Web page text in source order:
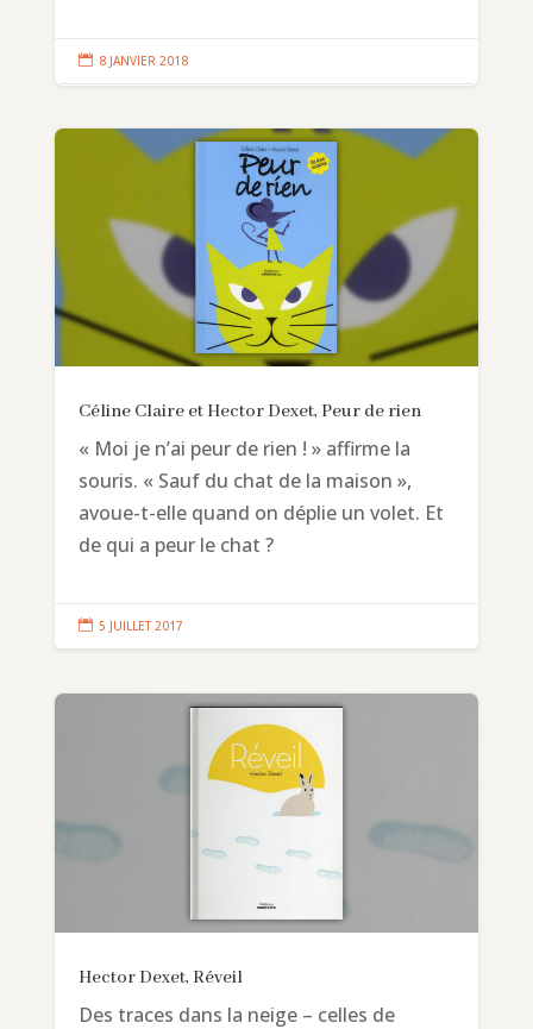
 8 JANVIER 2018
Céline Claire et Hector Dexet, Peur de rien
« Moi je n’ai peur de rien ! » affirme la
souris. « Sauf du chat de la maison »,
avoue-t-elle quand on déplie un volet. Et
de qui a peur le chat ?
 5 JUILLET 2017
Hector Dexet, Réveil
Des traces dans la neige – celles de